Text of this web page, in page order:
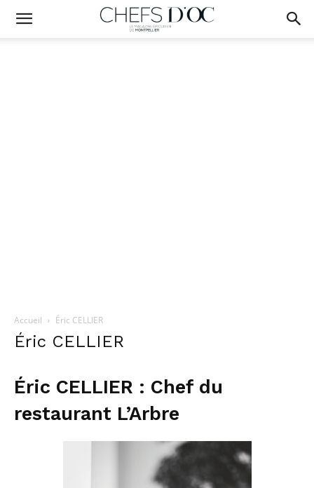
Accueil Éric CELLIER
Éric CELLIER
Éric CELLIER : Chef du
restaurant L’Arbre